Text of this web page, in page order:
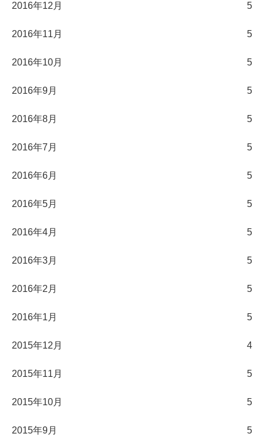
2016年12月 5
2016年11月 5
2016年10月 5
2016年9月 5
2016年8月 5
2016年7月 5
2016年6月 5
2016年5月 5
2016年4月 5
2016年3月 5
2016年2月 5
2016年1月 5
2015年12月 4
2015年11月 5
2015年10月 5
2015年9月 5